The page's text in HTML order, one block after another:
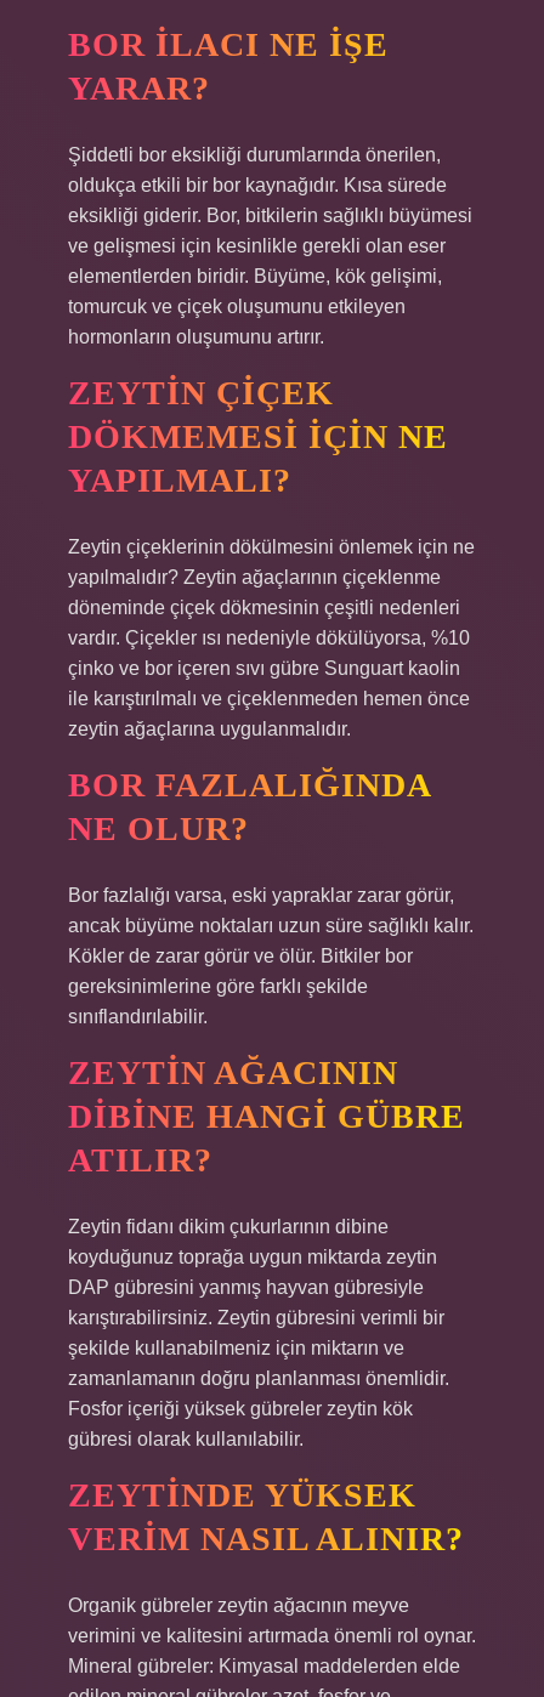
BOR ILACI NE IŞE
YARAR?
Şiddetli bor eksikliği durumlarında önerilen,
oldukça etkili bir bor kaynağıdır. Kısa sürede
eksikliği giderir. Bor, bitkilerin sağlıklı büyümesi
ve gelişmesi için kesinlikle gerekli olan eser
elementlerden biridir. Büyüme, kök gelişimi,
tomurcuk ve çiçek oluşumunu etkileyen
hormonların oluşumunu artırır.
ZEYTIN ÇIÇEK
DÖKMEMESI IÇIN NE
YAPILMALI?
Zeytin çiçeklerinin dökülmesini önlemek için ne
yapılmalıdır? Zeytin ağaçlarının çiçeklenme
döneminde çiçek dökmesinin çeşitli nedenleri
vardır. Çiçekler ısı nedeniyle dökülüyorsa, %10
çinko ve bor içeren sıvı gübre Sunguart kaolin
ile karıştırılmalı ve çiçeklenmeden hemen önce
zeytin ağaçlarına uygulanmalıdır.
BOR FAZLALIĞINDA
NE OLUR?
Bor fazlalığı varsa, eski yapraklar zarar görür,
ancak büyüme noktaları uzun süre sağlıklı kalır.
Kökler de zarar görür ve ölür. Bitkiler bor
gereksinimlerine göre farklı şekilde
sınıflandırılabilir.
ZEYTIN AĞACININ
DIBINE HANGI GÜBRE
ATILIR?
Zeytin fidanı dikim çukurlarının dibine
koyduğunuz toprağa uygun miktarda zeytin
DAP gübresini yanmış hayvan gübresiyle
karıştırabilirsiniz. Zeytin gübresini verimli bir
şekilde kullanabilmeniz için miktarın ve
zamanlamanın doğru planlanması önemlidir.
Fosfor içeriği yüksek gübreler zeytin kök
gübresi olarak kullanılabilir.
ZEYTINDE YÜKSEK
VERIM NASIL ALINIR?
Organik gübreler zeytin ağacının meyve
verimini ve kalitesini artırmada önemli rol oynar.
Mineral gübreler: Kimyasal maddelerden elde